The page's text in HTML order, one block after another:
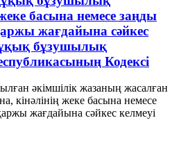
басына немесе заңды
жағдайына сәйкес
бұзушылық
Кодексі
әкiмшiлiк жазаның жасалған
кiнәлiнiң жеке басына немесе
жағдайына сәйкес келмеуi